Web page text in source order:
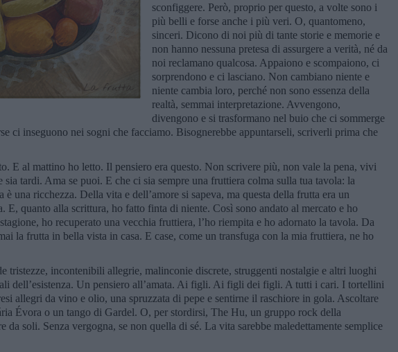
sconfiggere. Però, proprio per questo, a volte sono i
più belli e forse anche i più veri. O, quantomeno,
sinceri. Dicono di noi più di tante storie e memorie e
non hanno nessuna pretesa di assurgere a verità, né da
noi reclamano qualcosa. Appaiono e scompaiono, ci
sorprendono e ci lasciano. Non cambiano niente e
niente cambia loro, perché non sono essenza della
realtà, semmai interpretazione. Avvengono,
divengono e si trasformano nel buio che ci sommerge
ci inseguono nei sogni che facciamo. Bisognerebbe appuntarseli, scriverli prima che
E al mattino ho letto. Il pensiero era questo. Non scrivere più, non vale la pena, vivi
sia tardi. Ama se puoi. E che ci sia sempre una fruttiera colma sulla tua tavola: la
è una ricchezza. Della vita e dell’amore si sapeva, ma questa della frutta era un
E, quanto alla scrittura, ho fatto finta di niente. Così sono andato al mercato e ho
ho recuperato una vecchia fruttiera, l’ho riempita e ho adornato la tavola. Da
la frutta in bella vista in casa. E case, come un transfuga con la mia fruttiera, ne ho
tristezze, incontenibili allegrie, malinconie discrete, struggenti nostalgie e altri luoghi
dell’esistenza. Un pensiero all’amata. Ai figli. Ai figli dei figli. A tutti i cari. I tortellini
allegri da vino e olio, una spruzzata di pepe e sentirne il raschiore in gola. Ascoltare
Évora o un tango di Gardel. O, per stordirsi, The Hu, un gruppo rock della
da soli. Senza vergogna, se non quella di sé. La vita sarebbe maledettamente semplice